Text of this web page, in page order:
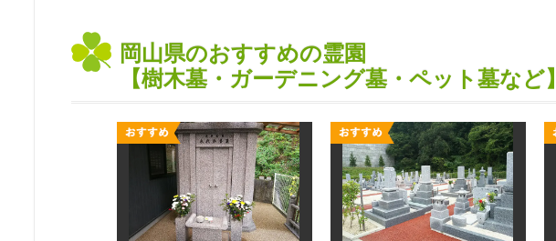
岡山県のおすすめの霊園
【樹木墓・ガーデニング墓・ペット墓など】